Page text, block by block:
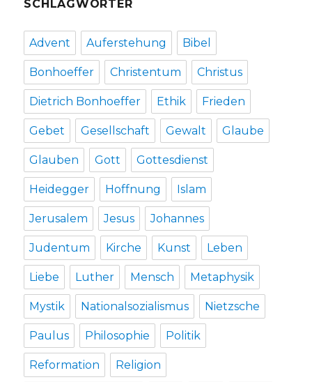
SCHLAGWÖRTER
Advent Auferstehung Bibel
Bonhoeffer Christentum Christus
Dietrich Bonhoeffer Ethik Frieden
Gebet Gesellschaft Gewalt Glaube
Glauben Gott Gottesdienst
Heidegger Hoffnung Islam
Jerusalem Jesus Johannes
Judentum Kirche Kunst Leben
Liebe Luther Mensch Metaphysik
Mystik Nationalsozialismus Nietzsche
Paulus Philosophie Politik
Reformation Religion